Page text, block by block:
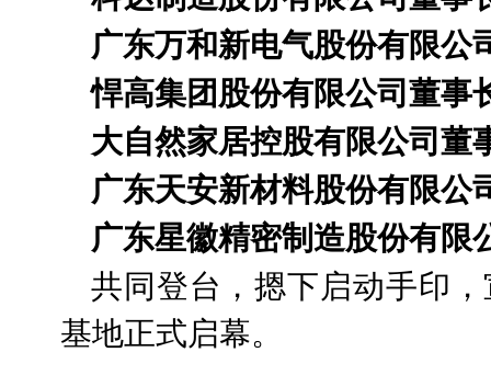
广东万和新电气股份有限公
悍高集团股份有限公司董事
大自然家居控股有限公司董
广东天安新材料股份有限公
广东星徽精密制造股份有限
共同登台，摁下启动手印
基地正式启幕。